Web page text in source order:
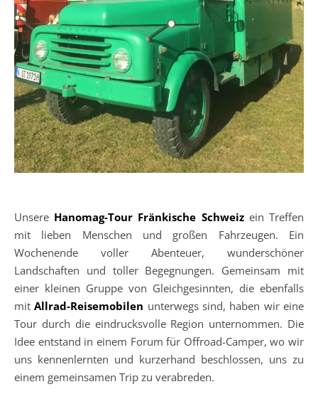
Unsere Hanomag-Tour Fränkische Schweizein Treffen
mit lieben Menschen und großen Fahrzeugen. Ein
Wochenende voller Abenteuer, wunderschöner
Landschaften und toller Begegnungen. Gemeinsam mit
einer kleinen Gruppe von Gleichgesinnten, die ebenfalls
mitAllrad-Reisemobilen unterwegs sind, haben wir eine
Tour durch die eindrucksvolle Region unternommen. Die
Idee entstand in einem Forum für Offroad-Camper, wo wir
uns kennenlernten und kurzerhand beschlossen, uns zu
einem gemeinsamen Trip zu verabreden.